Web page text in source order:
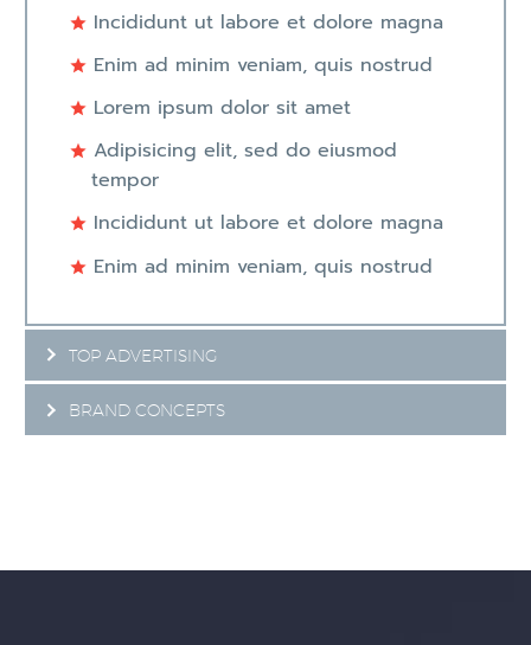
Incididunt ut labore et dolore magna
Enim ad minim veniam, quis nostrud
Lorem ipsum dolor sit amet
Adipisicing elit, sed do eiusmod
tempor
Incididunt ut labore et dolore magna
Enim ad minim veniam, quis nostrud
TOP ADVERTISING
BRAND CONCEPTS